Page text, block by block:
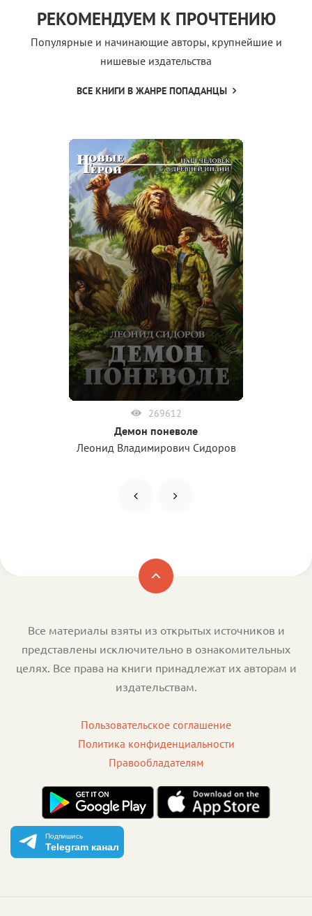
РЕКОМЕНДУЕМ К ПРОЧТЕНИЮ
Популярные и начинающие авторы, крупнейшие и
нишевые издательства
ВСЕ КНИГИ В ЖАНРЕ ПОПАДАНЦЫ
269612
Демон поневоле
Леонид Владимирович Сидоров
Все материалы взяты из открытых источников и
представлены исключительно в ознакомительных
целях. Все права на книги принадлежат их авторам и
издательствам.
Пользовательское соглашение
Политика конфиденциальности
Правообладателям
Подпишись
Telegram канал